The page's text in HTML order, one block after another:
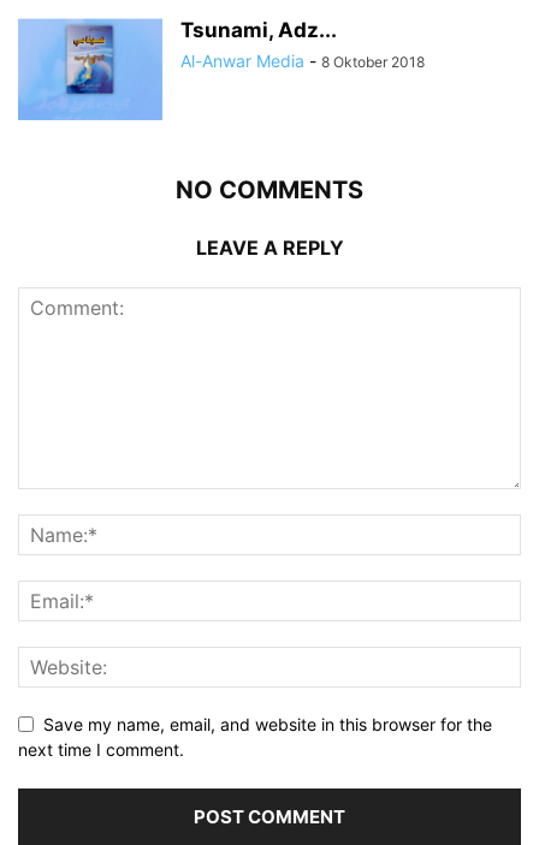
Tsunami, Adz...
Al-Anwar Media - 8 Oktober 2018
NO COMMENTS
LEAVE A REPLY
Save my name, email, and website in this browser for the
next time I comment.